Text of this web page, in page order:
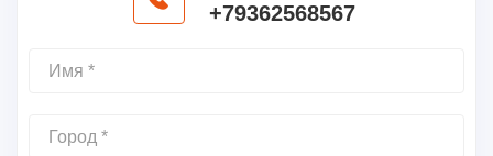
+79362568567